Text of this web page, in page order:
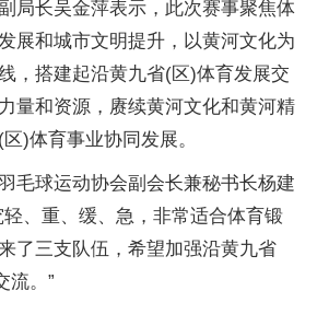
局长吴金萍表示，此次赛事聚焦体
展和城市文明提升，以黄河文化为
，搭建起沿黄九省(区)体育发展交
量和资源，赓续黄河文化和黄河精
)体育事业协同发展。
毛球运动协会副会长兼秘书长杨建
、重、缓、急，非常适合体育锻
了三支队伍，希望加强沿黄九省
流。”